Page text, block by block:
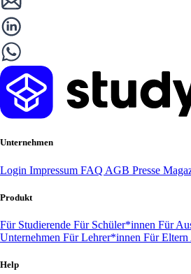
Unternehmen
Login Impressum FAQ AGB Presse
Produkt
Für Studierende Für Schüler*innen Für
Unternehmen Für Lehrer*innen Für Eltern
Help